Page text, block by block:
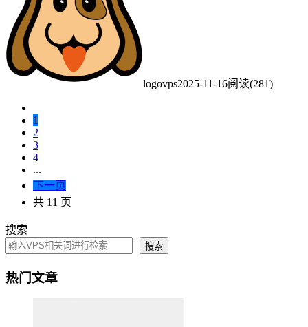
logovps2025-11-16阅读(281)
1
2
3
4
...
下一页
共 11 页
搜索
搜索
热门文章